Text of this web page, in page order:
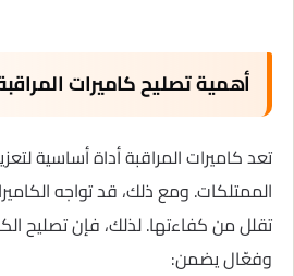
أهمية تصليح كاميرات
تعد كاميرات المراقبة أداة أساسية
الممتلكات. ومع ذلك، قد تواجه
تقلل من كفاءتها. لذلك، فإن تصليح
وفعّال يضمن: